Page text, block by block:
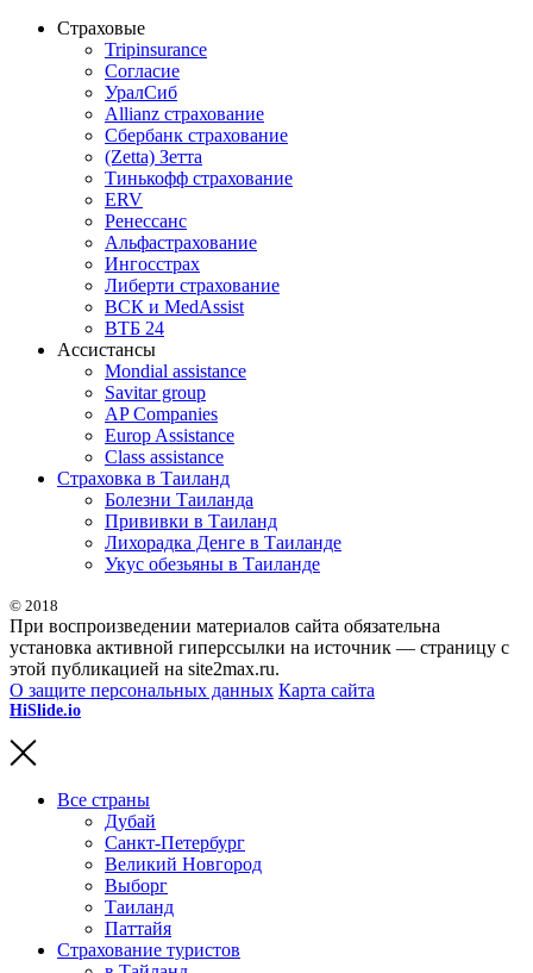
Страховые
Tripinsurance
Согласие
УралСиб
Allianz страхование
Сбербанк страхование
(Zetta) Зетта
Тинькофф страхование
ERV
Ренессанс
Альфастрахование
Ингосстрах
Либерти страхование
ВСК и MedAssist
ВТБ 24
Ассистансы
Mondial assistance
Savitar group
AP Companies
Europ Assistance
Class assistance
Страховка в Таиланд
Болезни Таиланда
Прививки в Таиланд
Лихорадка Денге в Таиланде
Укус обезьяны в Таиланде
© 2018
При воспроизведении материалов сайта обязательна
установка активной гиперссылки на источник — страницу с
этой публикацией на site2max.ru.
О защите персональных данных Карта сайта
HiSlide.io
Все страны
Дубай
Санкт-Петербург
Великий Новгород
Выборг
Таиланд
Паттайя
Страхование туристов